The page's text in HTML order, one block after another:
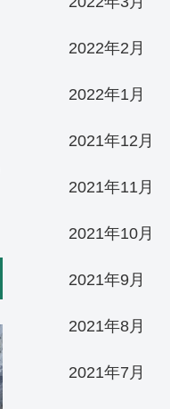
2022年2月
2022年1月
2021年12月
2021年11月
2021年10月
2021年9月
2021年8月
2021年7月